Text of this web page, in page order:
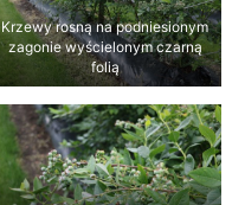
Krzewy rosną na podniesionym
zagonie wyścielonym czarną
folią